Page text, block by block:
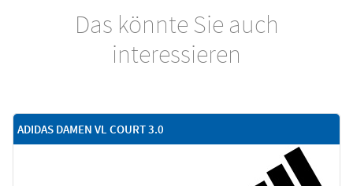
Das könnte Sie auch
interessieren
ADIDAS DAMEN VL COURT 3.0